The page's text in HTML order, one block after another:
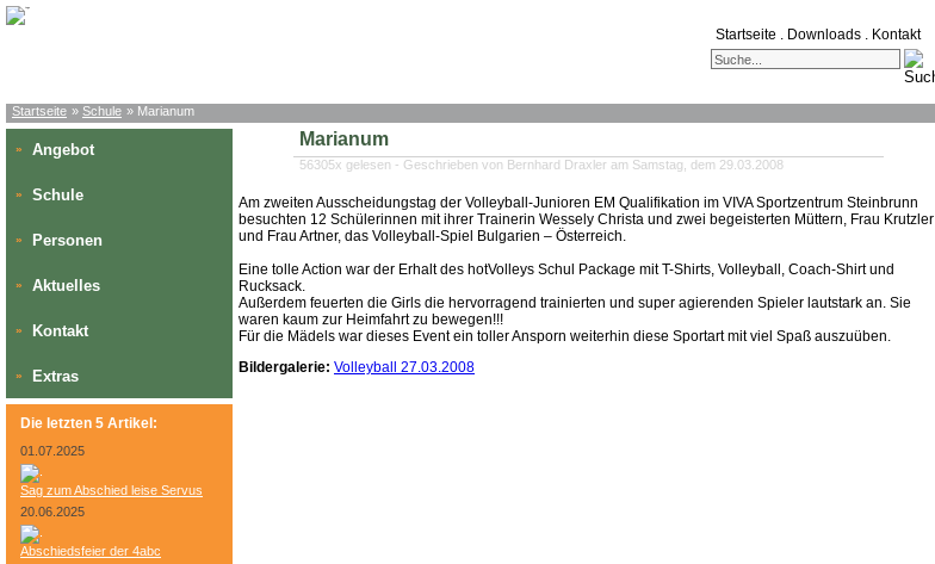
Startseite . Downloads . Kontakt
Startseite » Schule » Marianum
» Angebot
» Schule
» Personen
» Aktuelles
» Kontakt
» Extras
Die letzten 5 Artikel:
01.07.2025
Sag zum Abschied leise Servus
20.06.2025
Abschiedsfeier der 4abc
Marianum
56305x gelesen - Geschrieben von Bernhard Draxler am Samstag, dem 29.03.2008
Am zweiten Ausscheidungstag der Volleyball-Junioren EM Qualifikation im VIVA Sportzentrum Steinbrunn
besuchten 12 Schülerinnen mit ihrer Trainerin Wessely Christa und zwei begeisterten Müttern, Frau Krutzler
und Frau Artner, das Volleyball-Spiel Bulgarien – Österreich.
Eine tolle Action war der Erhalt des hotVolleys Schul Package mit T-Shirts, Volleyball, Coach-Shirt und
Rucksack.
Außerdem feuerten die Girls die hervorragend trainierten und super agierenden Spieler lautstark an. Sie
waren kaum zur Heimfahrt zu bewegen!!!
Für die Mädels war dieses Event ein toller Ansporn weiterhin diese Sportart mit viel Spaß auszuüben.
Bildergalerie: Volleyball 27.03.2008